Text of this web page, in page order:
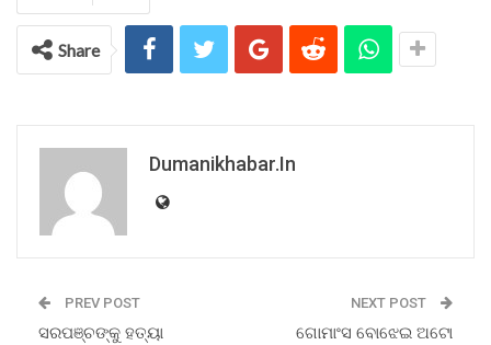
Share
Dumanikhabar.in
PREV POST
ସରପଞ୍ଚଙ୍କୁ ହତ୍ୟା
NEXT POST
ଗୋମାଂସ ବୋଝେଇ ଅଟୋ